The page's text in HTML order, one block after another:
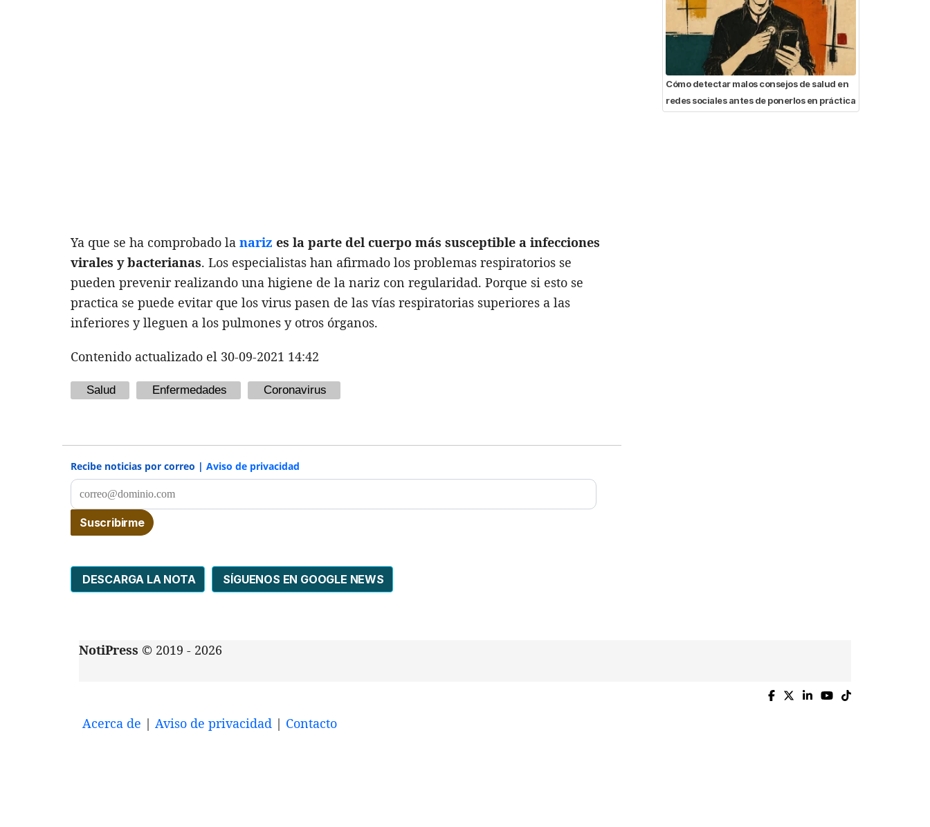
Ya que se ha comprobado la nariz es la parte del cuerpo más susceptible a infecciones
virales y bacterianas. Los especialistas han afirmado los problemas respiratorios se
pueden prevenir realizando una higiene de la nariz con regularidad. Porque si esto se
practica se puede evitar que los virus pasen de las vías respiratorias superiores a las
inferiores y lleguen a los pulmones y otros órganos.
Contenido actualizado el 30-09-2021 14:42
Salud Enfermedades Coronavirus
Recibe noticias por correo | Aviso de privacidad
DESCARGA LA NOTA SÍGUENOS EN GOOGLE NEWS
Cómo detectar malos consejos de salud en
redes sociales antes de ponerlos en práctica
NotiPress © 2019 - 2026
Acerca de | Aviso de privacidad | Contacto